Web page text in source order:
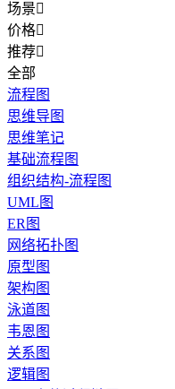
场景
价格
推荐
全部
流程图
思维导图
思维笔记
基础流程图
组织结构-流程图
UML图
ER图
网络拓扑图
原型图
架构图
泳道图
韦恩图
关系图
逻辑图